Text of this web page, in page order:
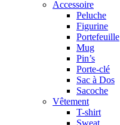
Accessoire
Peluche
Figurine
Portefeuille
Mug
Pin’s
Porte-clé
Sac à Dos
Sacoche
Vêtement
T-shirt
Sweat